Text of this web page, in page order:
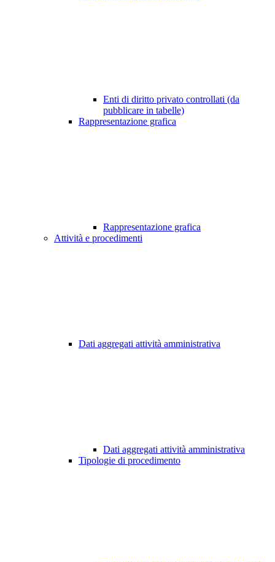
Enti di diritto privato controllati (da
pubblicare in tabelle)
Rappresentazione grafica
Rappresentazione grafica
Attività e procedimenti
Dati aggregati attività amministrativa
Dati aggregati attività amministrativa
Tipologie di procedimento